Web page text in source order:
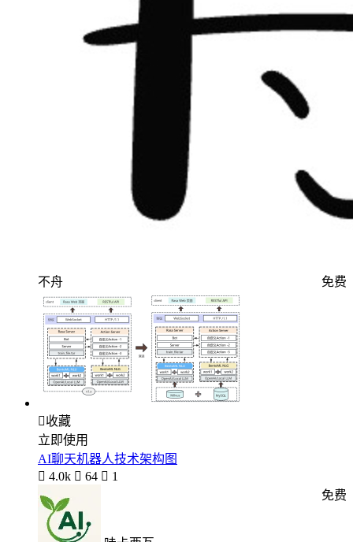
不舟 免费
收藏
立即使用
AI聊天机器人技术架构图
 4.0k  64  1
免费